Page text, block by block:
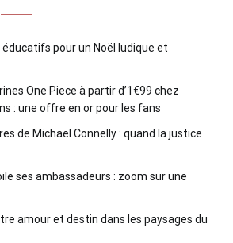
éducatifs pour un Noël ludique et
One Piece à partir d’1€99 chez
: une offre en or pour les fans
de Michael Connelly : quand la justice
ses ambassadeurs : zoom sur une
amour et destin dans les paysages du